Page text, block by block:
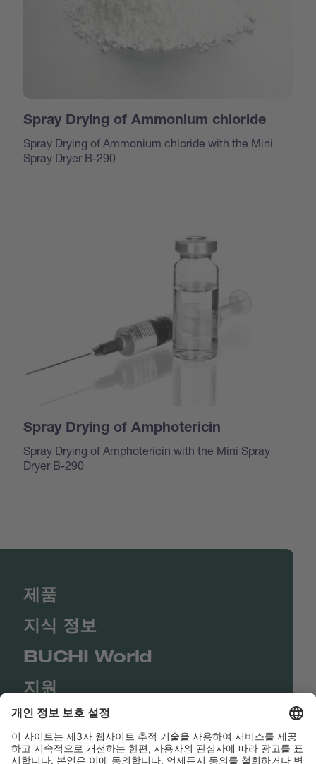
Spray Drying of Ammonium chloride
Spray Drying of Ammonium chloride with the Mini
Spray Dryer B-290
Spray Drying of Amphotericin
Spray Drying of Amphotericin with the Mini Spray
Dryer B-290
제품
지식 정보
BUCHI World
지원
Shop
Contact us